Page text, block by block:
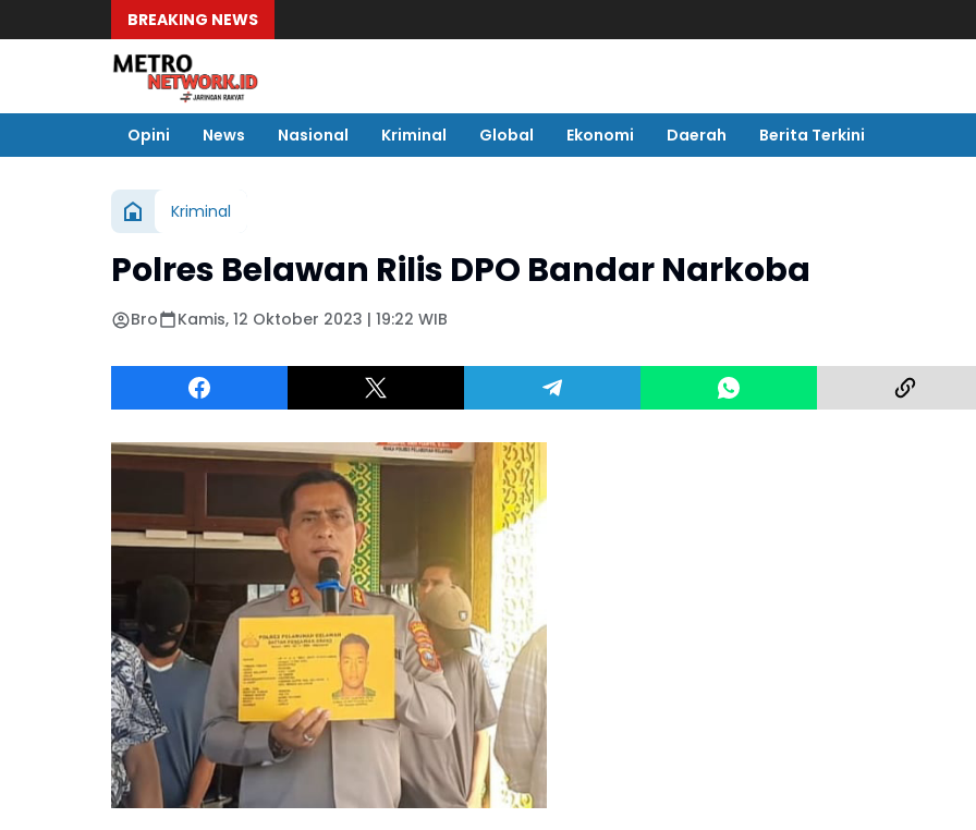
BREAKING NEWS
Opini News Nasional Kriminal Global Ekonomi Daerah Berita Terkini
Kriminal
Polres Belawan Rilis DPO Bandar Narkoba
Bro Kamis, 12 Oktober 2023 | 19:22 WIB